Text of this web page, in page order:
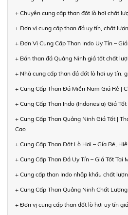
+ Chuyên cung cấp than đốt lò hơi chất
+ Đơn vị cung cấp than đá uy tín, chất
+ Đơn Vị Cung Cấp Than Indo Uy Tín –
+ Bán than đá Quảng Ninh giá tốt chất
+ Nhà cung cấp than đá đốt lò hơi uy tín,
+ Cung Cấp Than Đá Miền Nam Giá Rẻ |
+ Cung Cấp Than Indo (Indonesia) Giá
+ Cung Cấp Than Quảng Ninh Giá Tốt |
Cao
+ Cung Cấp Than Đốt Lò Hơi – Gía Rẻ,
+ Cung Cấp Than Đá Uy Tín – Giá Tốt Tại
+ Cung cấp than Indo nhập khẩu chất
+ Cung Cấp Than Quảng Ninh Chất
+ Đơn vị cung cấp than đốt lò hơi uy tín